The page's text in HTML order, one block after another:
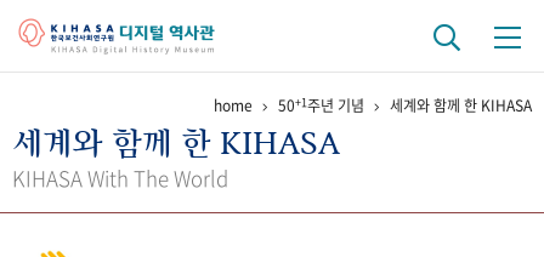
걸어온 길 기관 변천사 역대 기관장
home 50+1주년 기념 세계와 함께 한 KIHASA
세계와 함께 한 KIHASA
KIHASA With The World